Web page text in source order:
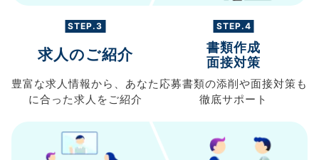
STEP.3
求人のご紹介
豊富な求人情報から、 あなた
に合った求人を ご紹介
STEP.4
書類作成
面接対策
応募書類の添削や面接対策も
徹底サポート